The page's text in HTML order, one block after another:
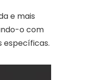
e mais
o com
específicas.